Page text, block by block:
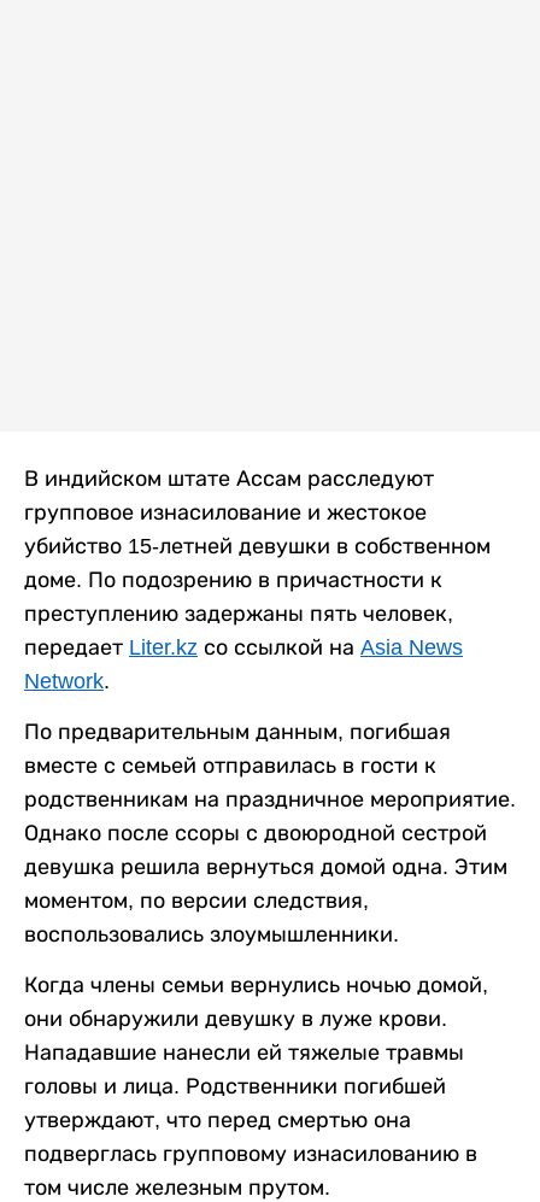
В индийском штате Ассам расследуют
групповое изнасилование и жестокое
убийство 15-летней девушки в собственном
доме. По подозрению в причастности к
преступлению задержаны пять человек,
передает Liter.kz со ссылкой на Asia News
Network.
По предварительным данным, погибшая
вместе с семьей отправилась в гости к
родственникам на праздничное мероприятие.
Однако после ссоры с двоюродной сестрой
девушка решила вернуться домой одна. Этим
моментом, по версии следствия,
воспользовались злоумышленники.
Когда члены семьи вернулись ночью домой,
они обнаружили девушку в луже крови.
Нападавшие нанесли ей тяжелые травмы
головы и лица. Родственники погибшей
утверждают, что перед смертью она
подверглась групповому изнасилованию в
том числе железным прутом.